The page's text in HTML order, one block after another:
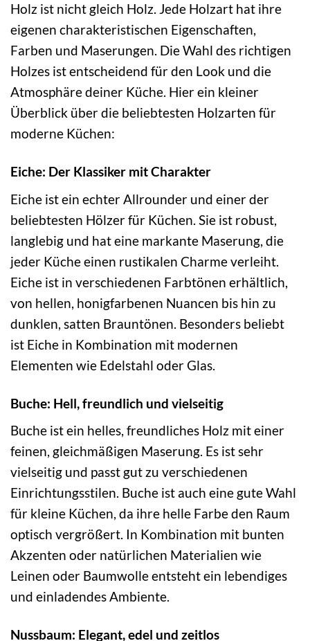
Holz ist nicht gleich Holz. Jede Holzart hat ihre
eigenen charakteristischen Eigenschaften,
Farben und Maserungen. Die Wahl des richtigen
Holzes ist entscheidend für den Look und die
Atmosphäre deiner Küche. Hier ein kleiner
Überblick über die beliebtesten Holzarten für
moderne Küchen:
Eiche: Der Klassiker mit Charakter
Eiche ist ein echter Allrounder und einer der
beliebtesten Hölzer für Küchen. Sie ist robust,
langlebig und hat eine markante Maserung, die
jeder Küche einen rustikalen Charme verleiht.
Eiche ist in verschiedenen Farbtönen erhältlich,
von hellen, honigfarbenen Nuancen bis hin zu
dunklen, satten Brauntönen. Besonders beliebt
ist Eiche in Kombination mit modernen
Elementen wie Edelstahl oder Glas.
Buche: Hell, freundlich und vielseitig
Buche ist ein helles, freundliches Holz mit einer
feinen, gleichmäßigen Maserung. Es ist sehr
vielseitig und passt gut zu verschiedenen
Einrichtungsstilen. Buche ist auch eine gute Wahl
für kleine Küchen, da ihre helle Farbe den Raum
optisch vergrößert. In Kombination mit bunten
Akzenten oder natürlichen Materialien wie
Leinen oder Baumwolle entsteht ein lebendiges
und einladendes Ambiente.
Nussbaum: Elegant, edel und zeitlos